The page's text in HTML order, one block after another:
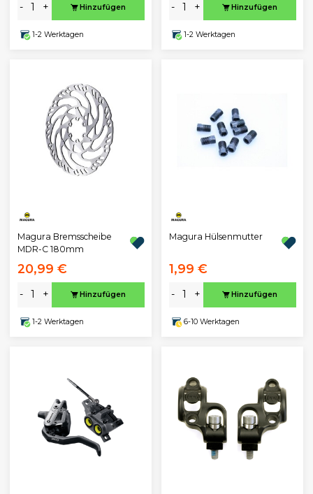
- + Hinzufügen
1-2 Werktagen
- + Hinzufügen
1-2 Werktagen
Magura Bremsscheibe
MDR-C 180mm
20,99 €
- + Hinzufügen
1-2 Werktagen
Magura Hülsenmutter
1,99 €
- + Hinzufügen
6-10 Werktagen